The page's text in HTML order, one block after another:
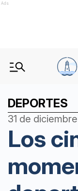
Ads
DEPORTES
31 de
Los